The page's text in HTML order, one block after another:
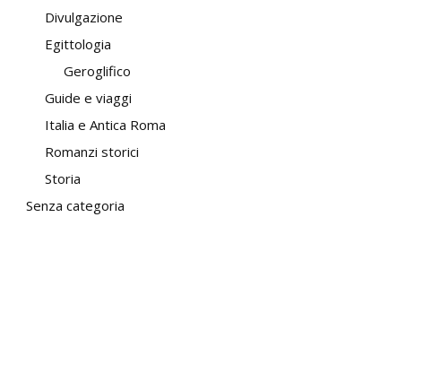
Divulgazione
Egittologia
Geroglifico
Guide e viaggi
Italia e Antica Roma
Romanzi storici
Storia
Senza categoria